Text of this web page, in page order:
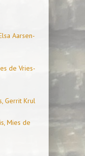
Aarsen-
de Vries-
Gerrit Krul
Mies de